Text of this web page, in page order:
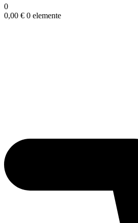
0
0,00 € 0 elemente